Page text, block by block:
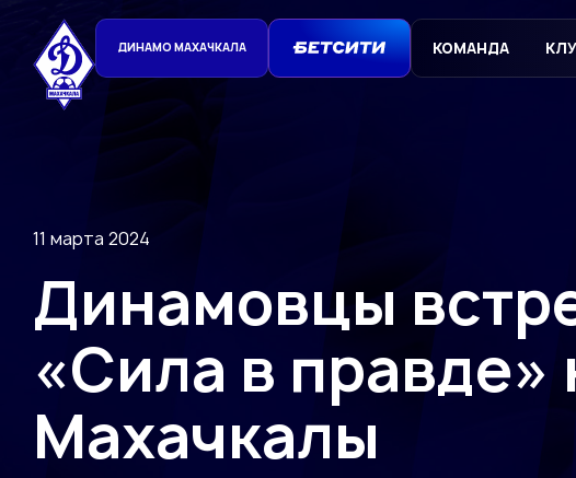
ДИНАМО МАХАЧКАЛА КОМАНДА
11 марта 2024
Динамовцы
«Сила в правде»
Махачкалы